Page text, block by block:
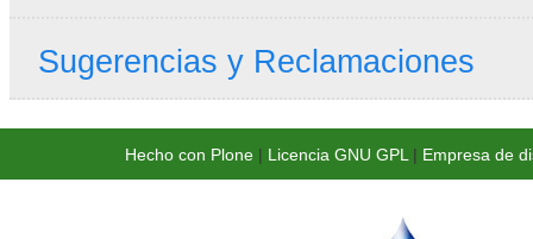
Sugerencias y Reclamaciones
Hecho con Plone| Licencia GNU GPL | Empresa de